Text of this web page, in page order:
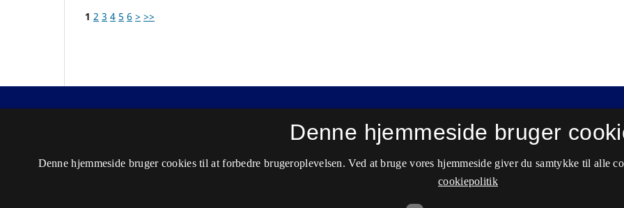
1 2 3 4 5 6 > >>
Nordisk Tidsskrift for Kriminalvidenskab
ISSN 2446-3051 (Online)
Denne hjemmeside bruger
Denne hjemmeside bruger cookies til at forbedre brugeroplevelsen. Ved at bruge vores hjemmeside giver du samtykke til alle
cookiepolitik